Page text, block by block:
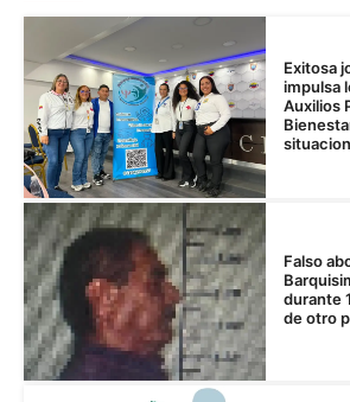
Exitosa
impulsa
Auxilios
Falso
durante
de otro